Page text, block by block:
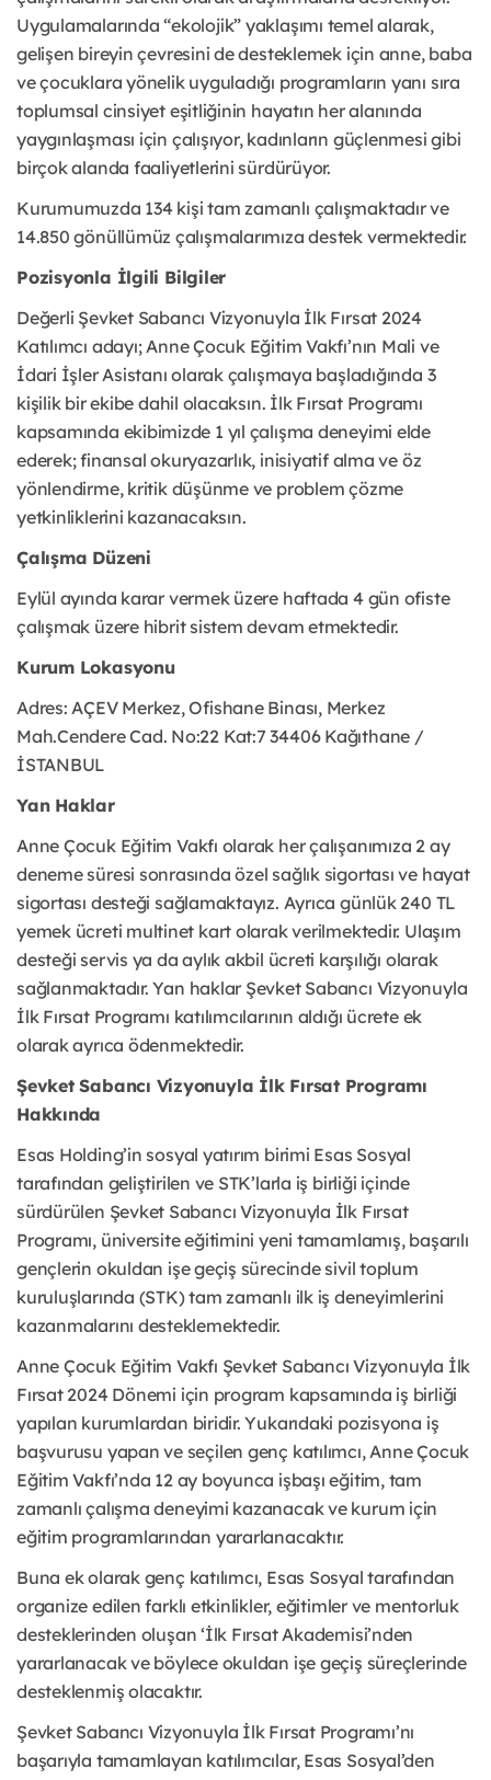
Uygulamalarında “ekolojik” yaklaşımı temel alarak,
gelişen bireyin çevresini de desteklemek için anne, baba
ve çocuklara yönelik uyguladığı programların yanı sıra
toplumsal cinsiyet eşitliğinin hayatın her alanında
yaygınlaşması için çalışıyor, kadınların güçlenmesi gibi
birçok alanda faaliyetlerini sürdürüyor.
Kurumumuzda 134 kişi tam zamanlı çalışmaktadır ve
14.850 gönüllümüz çalışmalarımıza destek vermektedir.
Pozisyonla İlgili Bilgiler
Değerli Şevket Sabancı Vizyonuyla İlk Fırsat 2024
Katılımcı adayı; Anne Çocuk Eğitim Vakfı’nın Mali ve
İdari İşler Asistanı olarak çalışmaya başladığında 3
kişilik bir ekibe dahil olacaksın. İlk Fırsat Programı
kapsamında ekibimizde 1 yıl çalışma deneyimi elde
ederek; finansal okuryazarlık, inisiyatif alma ve öz
yönlendirme, kritik düşünme ve problem çözme
yetkinliklerini kazanacaksın.
Çalışma Düzeni
Eylül ayında karar vermek üzere haftada 4 gün ofiste
çalışmak üzere hibrit sistem devam etmektedir.
Kurum Lokasyonu
Adres: AÇEV Merkez, Ofishane Binası, Merkez
Mah.Cendere Cad. No:22 Kat:7 34406 Kağıthane /
İSTANBUL
Yan Haklar
Anne Çocuk Eğitim Vakfı olarak her çalışanımıza 2 ay
deneme süresi sonrasında özel sağlık sigortası ve hayat
sigortası desteği sağlamaktayız. Ayrıca günlük 240 TL
yemek ücreti multinet kart olarak verilmektedir. Ulaşım
desteği servis ya da aylık akbil ücreti karşılığı olarak
sağlanmaktadır. Yan haklar Şevket Sabancı Vizyonuyla
İlk Fırsat Programı katılımcılarının aldığı ücrete ek
olarak ayrıca ödenmektedir.
Şevket Sabancı Vizyonuyla İlk Fırsat Programı
Hakkında
Esas Holding’in sosyal yatırım birimi Esas Sosyal
tarafından geliştirilen ve STK’larla iş birliği içinde
sürdürülen Şevket Sabancı Vizyonuyla İlk Fırsat
Programı, üniversite eğitimini yeni tamamlamış, başarılı
gençlerin okuldan işe geçiş sürecinde sivil toplum
kuruluşlarında (STK) tam zamanlı ilk iş deneyimlerini
kazanmalarını desteklemektedir.
Anne Çocuk Eğitim Vakfı Şevket Sabancı Vizyonuyla İlk
Fırsat 2024 Dönemi için program kapsamında iş birliği
yapılan kurumlardan biridir. Yukarıdaki pozisyona iş
başvurusu yapan ve seçilen genç katılımcı, Anne Çocuk
Eğitim Vakfı’nda 12 ay boyunca işbaşı eğitim, tam
zamanlı çalışma deneyimi kazanacak ve kurum için
eğitim programlarından yararlanacaktır.
Buna ek olarak genç katılımcı, Esas Sosyal tarafından
organize edilen farklı etkinlikler, eğitimler ve mentorluk
desteklerinden oluşan ‘İlk Fırsat Akademisi’nden
yararlanacak ve böylece okuldan işe geçiş süreçlerinde
desteklenmiş olacaktır.
Şevket Sabancı Vizyonuyla İlk Fırsat Programı’nı
başarıyla tamamlayan katılımcılar, Esas Sosyal’den